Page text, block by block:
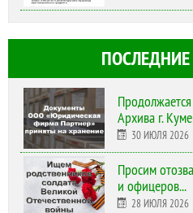
Архива г.
30 ИЮЛЯ 2026
Просим
и офицеров...
28 ИЮЛЯ 2026